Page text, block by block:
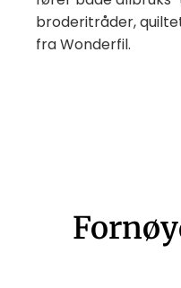
broderitråder,
fra Wonderfil.